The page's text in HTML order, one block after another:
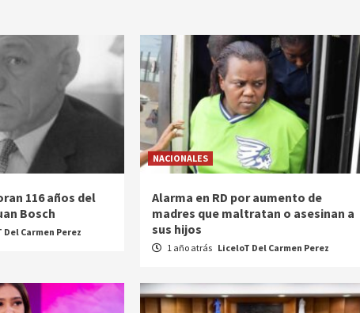
116 años del
Bosch
Del Carmen Perez
NACIONALES
Alarma en RD por aumento de
madres que maltratan o asesinan a
sus hijos
1 año atrás LiceloT Del Carmen Perez